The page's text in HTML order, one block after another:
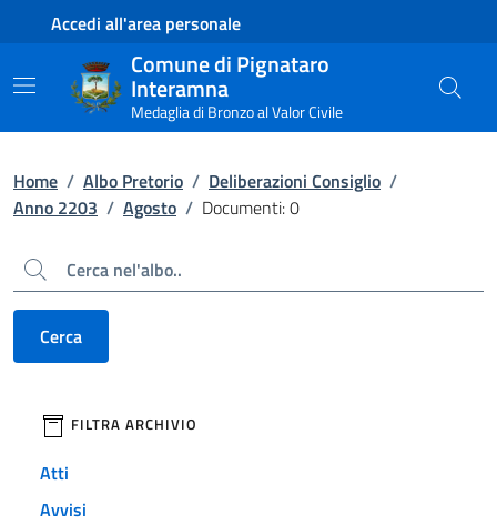
Contenuto principale
Piede di paginaAccedi all'area personale
Comune di Pignataro
Interamna
Medaglia di Bronzo al Valor Civile
Home / Albo Pretorio / Deliberazioni Consiglio /
Anno 2203 / Agosto / Documenti: 0
Cerca
Cerca
filtri da applicare
FILTRA ARCHIVIO
Atti
Avvisi